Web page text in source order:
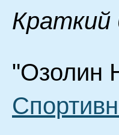
Краткий
"Озолин